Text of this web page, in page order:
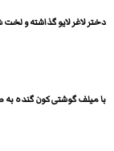
دختر لاغر لایو گذاشته و
با میلف گوشتی کون گنده